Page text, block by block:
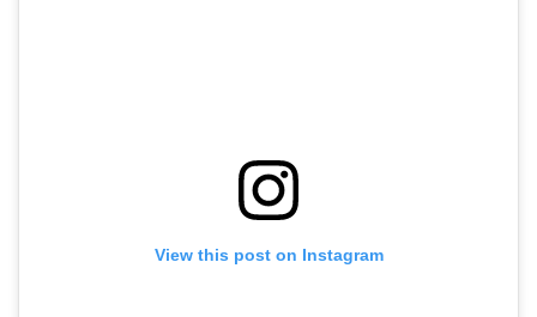
View this post on Instagram